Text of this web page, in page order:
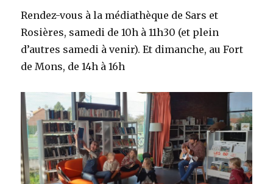
Rendez-vous à la médiathèque de Sars et
Rosières, samedi de 10h à 11h30 (et plein
d’autres samedi à venir). Et dimanche, au Fort
de Mons, de 14h à 16h